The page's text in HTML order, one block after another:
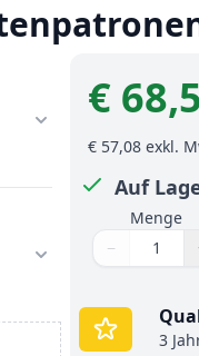
Product
€
€ 57,08 exkl.
Auf
Menge
Menge
Verwenden
−
Menge 1
3